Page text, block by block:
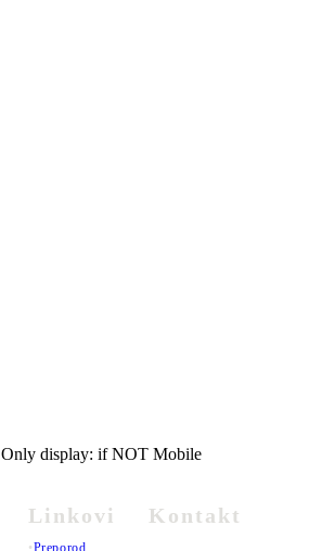
Only display: if NOT Mobile
Linkovi Kontakt